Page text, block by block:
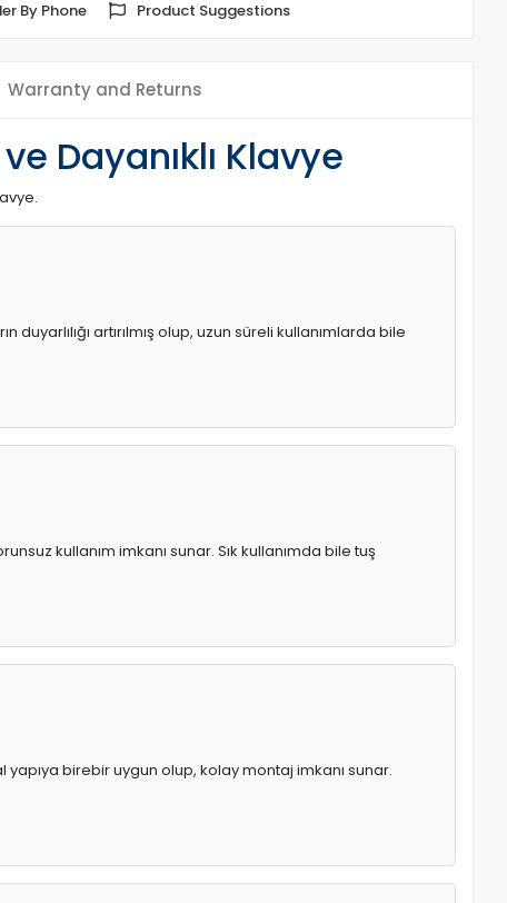
By Phone Product Suggestions
Warranty and Returns
Dayanıklı Klavye
artırılmış olup, uzun süreli kullanımlarda bile
kullanım imkanı sunar. Sık kullanımda bile tuş
birebir uygun olup, kolay montaj imkanı sunar.